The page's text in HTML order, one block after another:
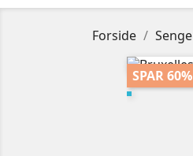
Forside Senge
SPAR 60%